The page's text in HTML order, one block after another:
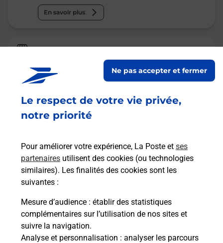
Le respect de votre vie privée,
notre priorité
Pour améliorer votre expérience, La Poste et ses
partenaires utilisent des cookies (ou technologies
similaires). Les finalités des cookies sont les
suivantes :
Mesure d’audience : établir des statistiques
complémentaires sur l’utilisation de nos sites et
suivre la navigation.
Analyse et personnalisation : analyser les parcours
Ne pas accepter et fermer
En savoir plus
Relais Pickup
ouvre samedi à 09h00
7 ALLEE LEON MASSE
04700 ORAISON
Malin !
La Poste
en ligne
Ouvert 24h/24